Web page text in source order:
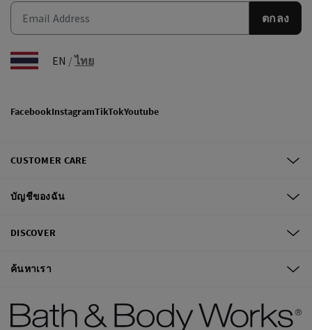
ตกลง
EN /ไทย
FacebookInstagramTikTokYoutube
CUSTOMER CARE
บัญชีของฉัน
DISCOVER
ค้นหาเรา